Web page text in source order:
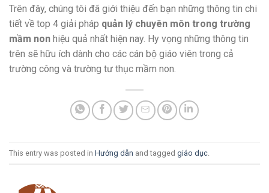
Trên đây, chúng tôi đã giới thiệu đến bạn những thông tin chi
tiết về top 4 giải pháp quản lý chuyên môn trong trường
mầm non hiệu quả nhất hiện nay. Hy vọng những thông tin
trên sẽ hữu ích dành cho các cán bộ giáo viên trong cả
trường công và trường tư thục mầm non.
This entry was posted in Hướng dẫn and tagged giáo dục